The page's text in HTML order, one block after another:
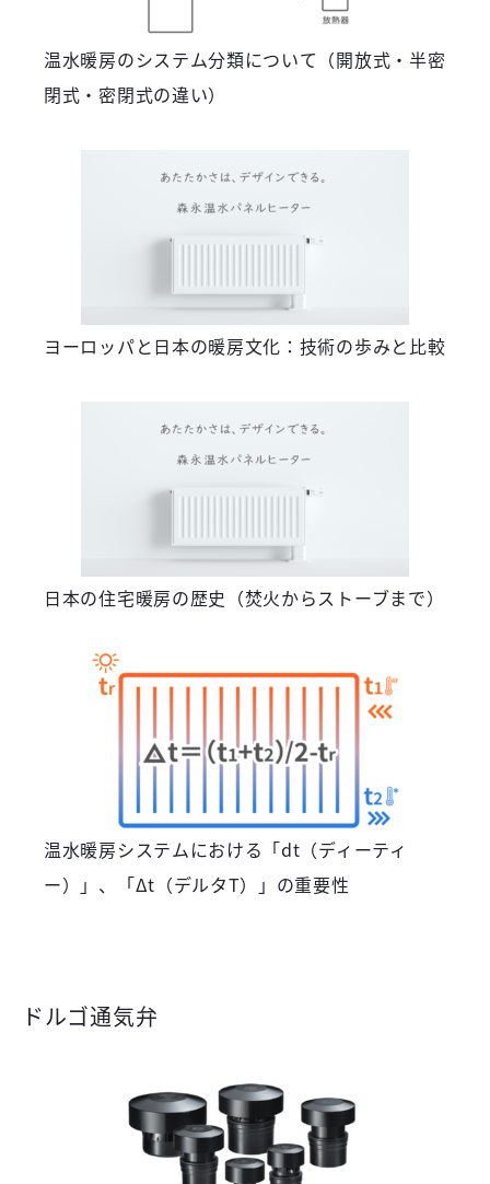
温水暖房のシステム分類について（開放式・半密
閉式・密閉式の違い）
ヨーロッパと日本の暖房文化：技術の歩みと比較
日本の住宅暖房の歴史（焚火からストーブまで）
温水暖房システムにおける「dt（ディーティ
ー）」、「Δt（デルタT）」の重要性
ドルゴ通気弁